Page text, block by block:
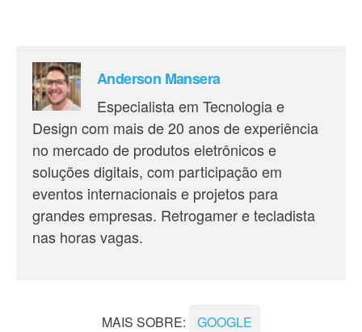
Anderson Mansera
Especialista em Tecnologia e
Design com mais de 20 anos de experiência
no mercado de produtos eletrônicos e
soluções digitais, com participação em
eventos internacionais e projetos para
grandes empresas. Retrogamer e tecladista
nas horas vagas.
MAIS SOBRE: GOOGLE